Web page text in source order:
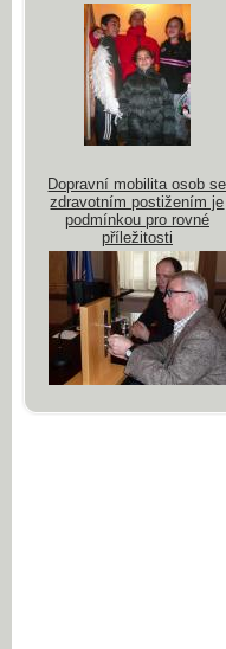
Dopravní mobilita osob se
zdravotním postižením je
podmínkou pro rovné
příležitosti